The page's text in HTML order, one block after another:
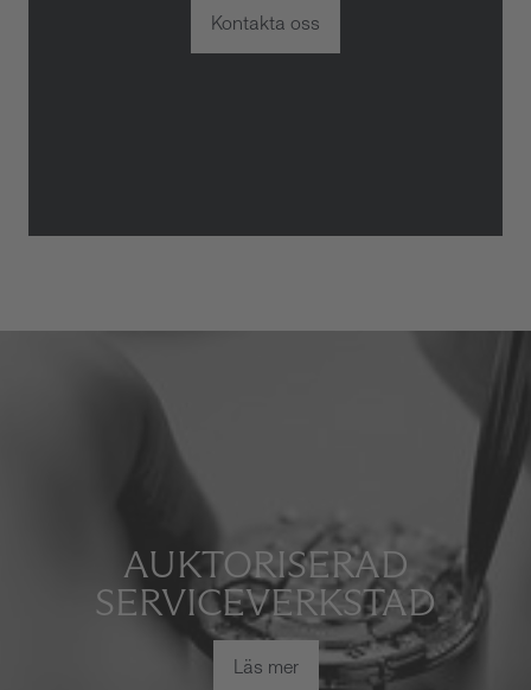
Kontakta oss
AUKTORISERAD
SERVICEVERKSTAD
Läs mer